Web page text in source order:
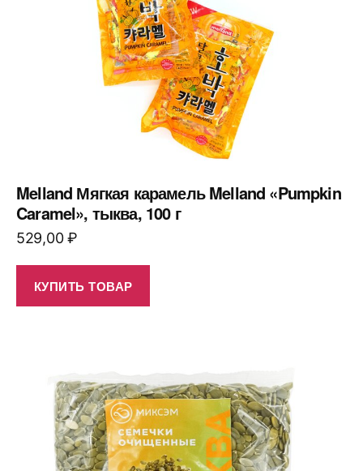
Melland Мягкая карамель Melland «Pumpkin
Caramel», тыква, 100 г
529,00₽
КУПИТЬ ТОВАР